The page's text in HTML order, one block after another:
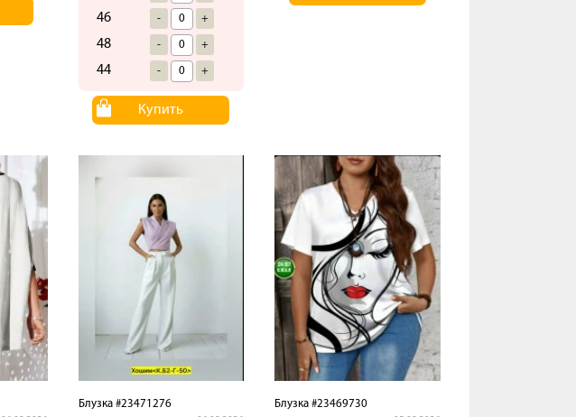
46 - +
48 - +
44 - +
Купить
Блузка #23471276
Блузка #23469730